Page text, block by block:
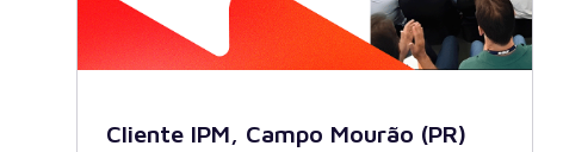
Cliente IPM, Campo Mourão (PR)